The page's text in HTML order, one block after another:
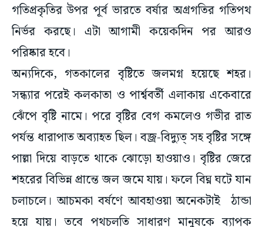
গতিপ্রকৃতির উপর পূর্ব ভারতে বর্ষার অগ্রগতির গতিপথ
নির্ভর করছে। এটা আগামী কয়েকদিন পর আরও
পরিষ্কার হবে।
অন্যদিকে, গতকালের বৃষ্টিতে জলমগ্ন হয়েছে শহর।
সন্ধ্যার পরেই কলকাতা ও পার্শ্ববর্তী এলাকায় একেবারে
ঝেঁপে বৃষ্টি নামে। পরে বৃষ্টির বেগ কমলেও গভীর রাত
পর্যন্ত ধারাপাত অব্যাহত ছিল। বজ্র-বিদ্যুত্ সহ বৃষ্টির সঙ্গে
পাল্লা দিয়ে বাড়তে থাকে ঝোড়ো হাওয়াও। বৃষ্টির জেরে
শহরের বিভিন্ন প্রান্তে জল জমে যায়। ফলে বিঘ্ন ঘটে যান
চলাচলে। আচমকা বর্ষণে আবহাওয়া অনেকটাই ঠান্ডা
হয়ে যায়। তবে পথচলতি সাধারণ মানুষকে ব্যাপক